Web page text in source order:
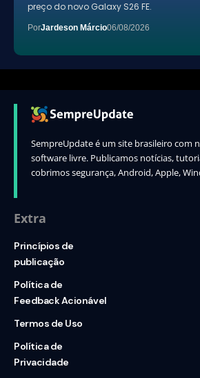
preço do novo Galaxy S26 FE.
PorJardeson Márcio06/08/2026
SempreUpdate é um site brasileiro com
software livre. Publicamos notícias,
cobrimos segurança, Android, Apple,
Extra
Princípios de
publicação
Política de
Feedback Acionável
Termos de Uso
Política de
Privacidade